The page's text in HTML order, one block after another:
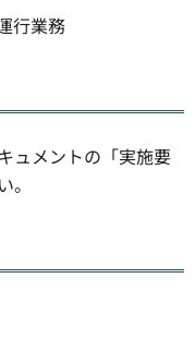
行業務
ュメントの「実施要